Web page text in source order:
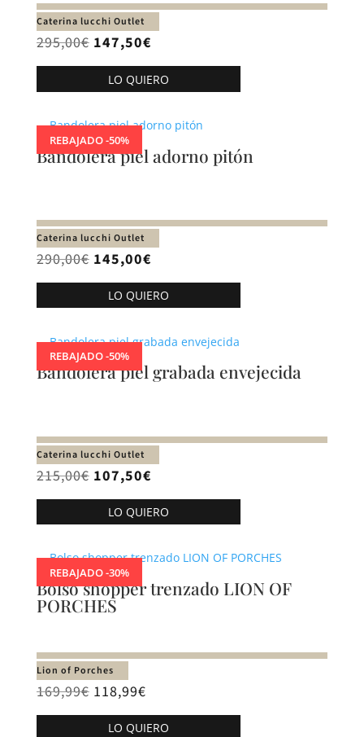
Caterina lucchi Outlet
295,00€ El
precio
original
295,00€.
147,50€
precio
actual
147,50€.
LO QUIERO
REBAJADO -50%
Bandolera piel adorno pitón
Caterina lucchi Outlet
290,00€ El
precio
original
290,00€.
145,00€
precio
actual
145,00€.
LO QUIERO
REBAJADO -50%
Bandolera piel grabada envejecida
Caterina lucchi Outlet
215,00€ El
precio
original
215,00€.
107,50€
precio
actual
107,50€.
LO QUIERO
REBAJADO -30%
Bolso shopper trenzado LION OF
PORCHES
Lion of Porches
169,99€ 118,99€
LO QUIERO